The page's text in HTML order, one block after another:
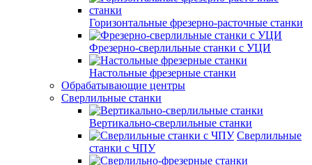
Горизонтальные фрезерно-расточные станки
Фрезерно-сверлильные станки с УЦИ
Настольные фрезерные станки
Обрабатывающие центры
Сверлильные станки
Вертикально-сверлильные станки
Сверлильные
станки с ЧПУ